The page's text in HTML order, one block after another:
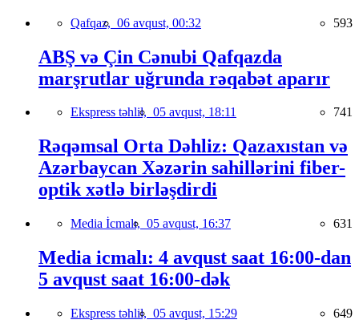
Qafqaz, 06 avqust, 00:32 593
ABŞ və Çin Cənubi Qafqazda
marşrutlar uğrunda rəqabət aparır
Ekspress təhlil, 05 avqust, 18:11 741
Rəqəmsal Orta Dəhliz: Qazaxıstan və
Azərbaycan Xəzərin sahillərini fiber-
optik xətlə birləşdirdi
Media İcmalı, 05 avqust, 16:37 631
Media icmalı: 4 avqust saat 16:00-dan
5 avqust saat 16:00-dək
Ekspress təhlil, 05 avqust, 15:29 649